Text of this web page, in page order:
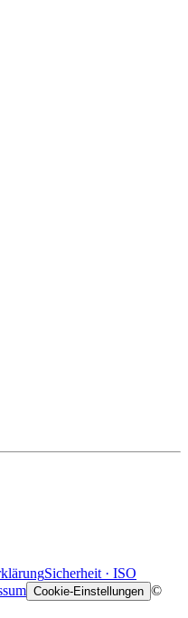
Sicherheit · ISO
Cookie-Einstellungen ©